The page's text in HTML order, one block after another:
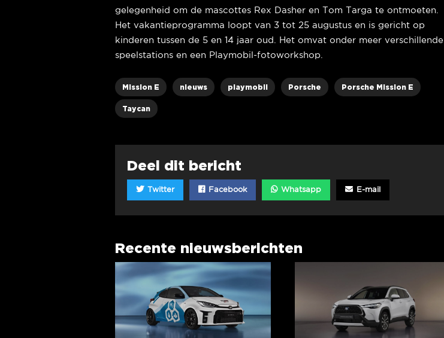
gelegenheid om de mascottes Rex Dasher en Tom Targa te ontmoeten.
Het vakantieprogramma loopt van 3 tot 25 augustus en is gericht op
kinderen tussen de 5 en 14 jaar oud. Het omvat onder meer verschillende
speelstations en een Playmobil-fotoworkshop.
Mission E nieuws playmobil Porsche Porsche Mission E
Taycan
Deel dit bericht
Twitter Facebook Whatsapp E-mail
Recente nieuwsberichten